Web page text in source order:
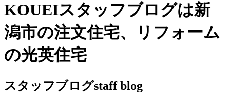
KOUEIスタッフブログは新
潟市の注文住宅、リフォーム
の光英住宅
スタッフブログstaff blog